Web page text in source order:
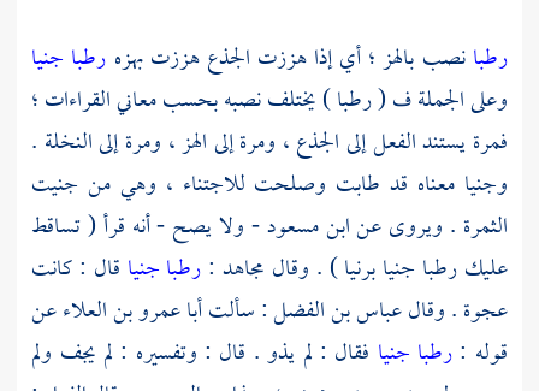
رطبانصب بالهز ؛ أي إذا هززت الجذع هززت بهزه رطبا جنيا
وعلى الجملة ف ( رطبا ) يختلف نصبه بحسب معاني القراءات ؛
فمرة يستند الفعل إلى الجذع ، ومرة إلى الهز ، ومرة إلى النخلة .
وجنيا معناه قد طابت وصلحت للاجتناء ، وهي من جنيت
الثمرة . ويروى عنابن مسعود- ولا يصح - أنه قرأ ( تساقط
عليك رطبا جنيا برنيا ) . وقال مجاهد :رطبا جنيا قال : كانت
عجوة . وقالعباس بن الفضل: سألتأبا عمرو بن العلاءعن
قوله :رطبا جنيا فقال : لم يذو . قال : وتفسيره : لم يجف ولم